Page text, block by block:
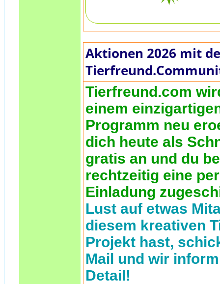
Aktionen 2026 mit
Tierfreund.com
einem
Programm neu
dich heute als
gratis an und du
rechtzeitig eine
Einladung
Lust auf etwas
diesem kreativen
Projekt hast,
Mail und wir
Detail!